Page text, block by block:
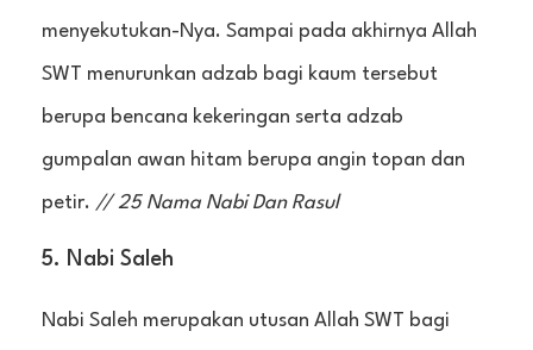
menyekutukan-Nya. Sampai pada akhirnya Allah
SWT menurunkan adzab bagi kaum tersebut
berupa bencana kekeringan serta adzab
gumpalan awan hitam berupa angin topan dan
petir. // 25 Nama Nabi Dan Rasul
5. Nabi Saleh
Nabi Saleh merupakan utusan Allah SWT bagi